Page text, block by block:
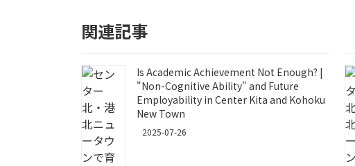
関連記事
Is Academic Achievement Not Enough? |
"Non-Cognitive Ability" and Future
Employability in Center Kita and Kohoku
New Town
2025-07-26